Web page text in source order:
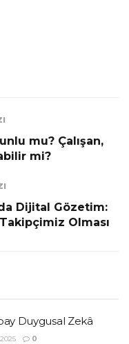
mu? Çalışan,
mi?
Dijital Gözetim:
Olması
Duygusal Zekâ
0